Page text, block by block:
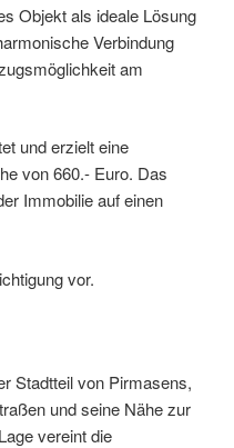
Objekt als ideale Lösung
Verbindung
am
und erzielt eine
von 660.- Euro. Das
Immobilie auf einen
vor.
Stadtteil von Pirmasens,
und seine Nähe zur
vereint die